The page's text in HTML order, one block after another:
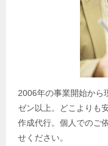
2006年の事業開始から
ゼン以上。どこよりも
作成代行。個人でのご
せください。